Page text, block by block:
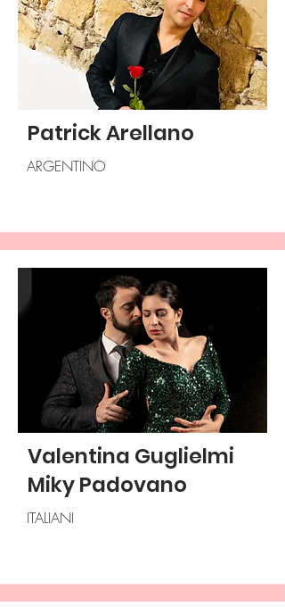
Patrick Arellano
ARGENTINO
Valentina Guglielmi
Miky Padovano
ITALIANI